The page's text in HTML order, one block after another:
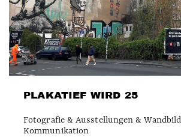
PLAKATIEF WIRD 25
Fotografie & Ausstellungen &
Kommunikation